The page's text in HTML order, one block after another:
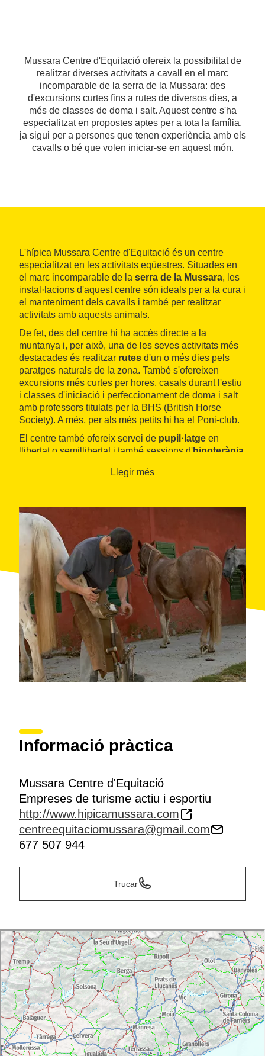
Mussara Centre d'Equitació ofereix la possibilitat de
realitzar diverses activitats a cavall en el marc
incomparable de la serra de la Mussara: des
d'excursions curtes fins a rutes de diversos dies, a
més de classes de doma i salt. Aquest centre s'ha
especialitzat en propostes aptes per a tota la família,
ja sigui per a persones que tenen experiència amb els
cavalls o bé que volen iniciar-se en aquest món.
L'hípica Mussara Centre d'Equitació és un centre
especialitzat en les activitats eqüestres. Situades en
el marc incomparable de la serra de la Mussara, les
instal·lacions d'aquest centre són ideals per a la cura i
el manteniment dels cavalls i també per realitzar
activitats amb aquests animals.
De fet, des del centre hi ha accés directe a la
muntanya i, per això, una de les seves activitats més
destacades és realitzar rutes d'un o més dies pels
paratges naturals de la zona. També s'ofereixen
excursions més curtes per hores, casals durant l'estiu
i classes d'iniciació i perfeccionament de doma i salt
amb professors titulats per la BHS (British Horse
Society). A més, per als més petits hi ha el Poni-club.
El centre també ofereix servei de pupil·latge en
llibertat o semillibertat i també sessions d'hipoteràpia
desenvolupament motriu, en el creixement emocional
tres pistes (una de coberta) i 22 quadres.
Llegir més
Informació pràctica
Mussara Centre d'Equitació
Empreses de turisme actiu i esportiu
http://www.hipicamussara.com
centreequitaciomussara@gmail.com
677 507 944
Trucar